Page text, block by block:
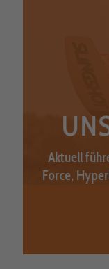
Aktuell
Force,